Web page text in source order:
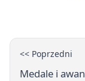
<< Poprzedni
Medale i